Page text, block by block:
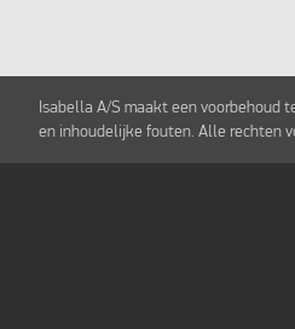
Isabella A/S maakt een voorbehoud
en inhoudelijke fouten. Alle rechten